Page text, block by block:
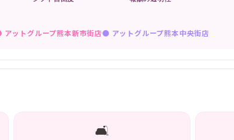
アットグループ熊本新市街店● アットグループ熊本中央街店
🛋️